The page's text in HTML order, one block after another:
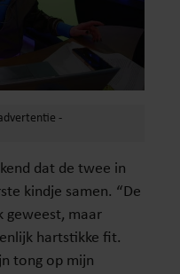
dat de twee in
kindje samen. “De
geweest, maar
hartstikke fit.
tong op mijn